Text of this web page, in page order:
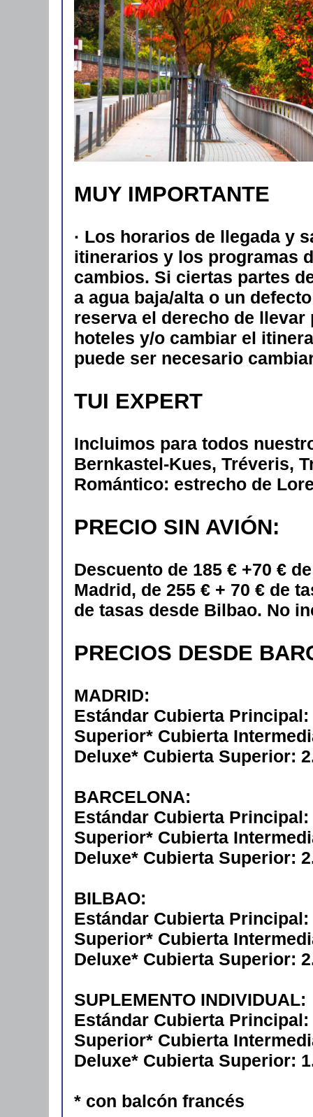
MUY IMPORTANTE
· Los horarios de llegada y
itinerarios y los programas
cambios. Si ciertas partes
a agua baja/alta o un
reserva el derecho de
hoteles y/o cambiar el
puede ser necesario
TUI EXPERT
Incluimos para todos
Bernkastel-Kues, Tréveris,
Romántico: estrecho de
PRECIO SIN AVIÓN:
Descuento de 185 € +70 €
Madrid, de 255 € + 70 € de
de tasas desde Bilbao. No
PRECIOS DESDE
MADRID:
Estándar Cubierta
Superior* Cubierta
Deluxe* Cubierta Superior:
BARCELONA:
Estándar Cubierta
Superior* Cubierta
Deluxe* Cubierta Superior:
BILBAO:
Estándar Cubierta
Superior* Cubierta
Deluxe* Cubierta Superior:
SUPLEMENTO INDIVIDUAL:
Estándar Cubierta
Superior* Cubierta
Deluxe* Cubierta Superior:
* con balcón francés